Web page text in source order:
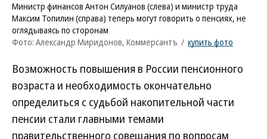
Министр финансов Антон Силуанов (слева) и министр труда
Максим Топилин (справа) теперь могут говорить о пенсиях, не
оглядываясь по сторонам
Фото: Александр Миридонов, Коммерсантъ / купить фото
Возможность повышения в России пенсионного
возраста и необходимость окончательно
определиться с судьбой накопительной части
пенсии стали главными темами
правительственного совещания по вопросам